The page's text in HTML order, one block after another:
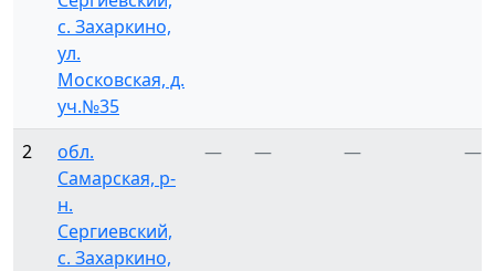
с. Захаркино,
ул.
Московская, д.
уч.№35
2
обл.
Самарская, р-
н.
Сергиевский,
с. Захаркино,
— — — —